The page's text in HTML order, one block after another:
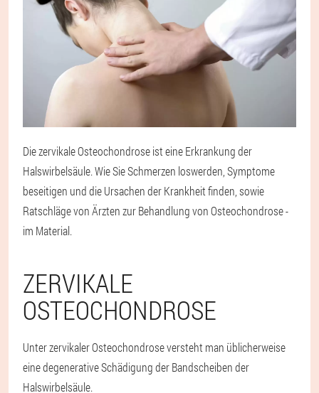
Die zervikale Osteochondrose ist eine Erkrankung der
Halswirbelsäule. Wie Sie Schmerzen loswerden, Symptome
beseitigen und die Ursachen der Krankheit finden, sowie
Ratschläge von Ärzten zur Behandlung von Osteochondrose -
im Material.
ZERVIKALE
OSTEOCHONDROSE
Unter zervikaler Osteochondrose versteht man üblicherweise
eine degenerative Schädigung der Bandscheiben der
Halswirbelsäule.